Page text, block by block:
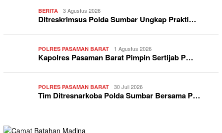
BERITA 3 Agustus 2026
Ditreskrimsus Polda Sumbar Ungkap Prakti…
POLRES PASAMAN BARAT 1 Agustus 2026
Kapolres Pasaman Barat Pimpin Sertijab P…
POLRES PASAMAN BARAT 30 Juli 2026
Tim Ditresnarkoba Polda Sumbar Bersama P…